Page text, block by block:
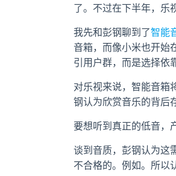
了。不过在下半年，乐
我先和彭钢聊到了智能
音箱，而像小米也开始
引用户群，而是选择依
对乐视来说，智能音箱
钢认为欣赏音乐的背后
要想听到真正的低音，
谈到音质，彭钢认为这
不合格的。例如。所以